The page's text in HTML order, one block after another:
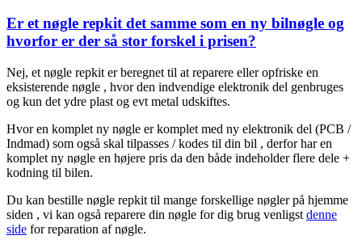
Er et nøgle repkit det samme som en ny bilnøgle og
hvorfor er der så stor forskel i prisen?
Nej, et nøgle repkit er beregnet til at reparere eller opfriske en
eksisterende nøgle , hvor den indvendige elektronik del genbruges
og kun det ydre plast og evt metal udskiftes.
Hvor en komplet ny nøgle er komplet med ny elektronik del (PCB /
Indmad) som også skal tilpasses / kodes til din bil , derfor har en
komplet ny nøgle en højere pris da den både indeholder flere dele +
kodning til bilen.
Du kan bestille nøgle repkit til mange forskellige nøgler på hjemme
siden , vi kan også reparere din nøgle for dig brug venligst denne
side for reparation af nøgle.